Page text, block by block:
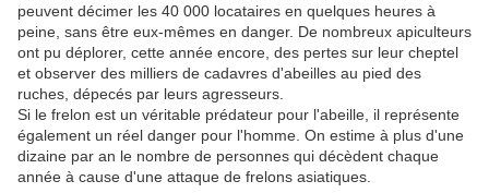
peuvent décimer les 40 000 locataires en quelques heures à
peine, sans être eux-mêmes en danger. De nombreux apiculteurs
ont pu déplorer, cette année encore, des pertes sur leur cheptel
et observer des milliers de cadavres d'abeilles au pied des
ruches, dépecés par leurs agresseurs.
Si le frelon est un véritable prédateur pour l'abeille, il représente
également un réel danger pour l'homme. On estime à plus d'une
dizaine par an le nombre de personnes qui décèdent chaque
année à cause d'une attaque de frelons asiatiques.